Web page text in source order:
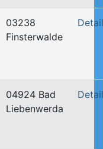
03238
Finsterwalde
04924 Bad
Liebenwerda